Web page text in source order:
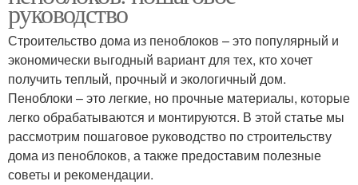
руководство
Строительство дома из пеноблоков – это популярный и
экономически выгодный вариант для тех, кто хочет
получить теплый, прочный и экологичный дом.
Пеноблоки – это легкие, но прочные материалы, которые
легко обрабатываются и монтируются. В этой статье мы
рассмотрим пошаговое руководство по строительству
дома из пеноблоков, а также предоставим полезные
советы и рекомендации.